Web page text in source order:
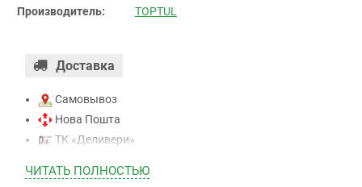
Производитель: TOPTUL
Доставка
Самовывоз
Нова Пошта
ТК «Деливери»
ТК “Justin”
ЧИТАТЬ ПОЛНОСТЬЮ